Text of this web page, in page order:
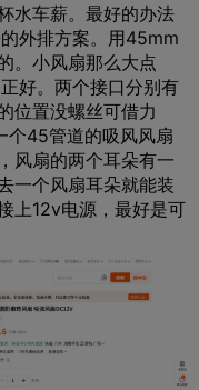
水车薪。最好的办法
外排方案。用45mm
。小风扇那么大点
好。两个接口分别有
位置没螺丝可借力
个45管道的吸风风扇
风扇的两个耳朵有一
一个风扇耳朵就能装
上12v电源，最好是可